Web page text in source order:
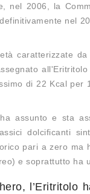
nel 2006, la
nel
caratterizzate
di 22 Kcal
assunto e sta
dolcificanti
pari a zero
e soprattutto ha
l’Eritritolo